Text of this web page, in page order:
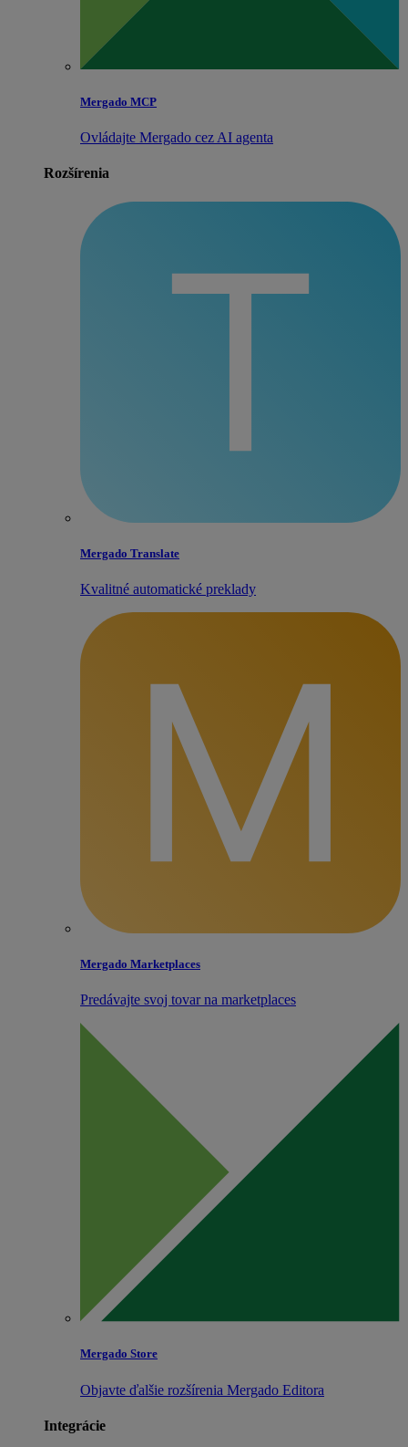
Mergado MCP
Ovládajte Mergado cez AI agenta
Rozšírenia
Mergado Translate
Kvalitné automatické preklady
Mergado Marketplaces
Predávajte svoj tovar na marketplaces
Mergado Store
Objavte ďalšie rozšírenia Mergado Editora
Integrácie